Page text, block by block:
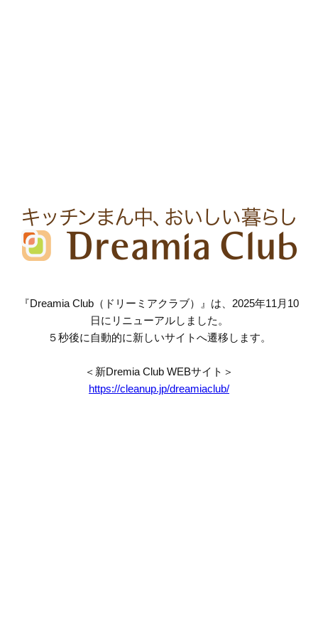
『Dreamia Club（ドリーミアクラブ）』は、2025年11月10
日にリニューアルしました。
５秒後に自動的に新しいサイトへ遷移します。
＜新Dremia Club WEBサイト＞
https://cleanup.jp/dreamiaclub/